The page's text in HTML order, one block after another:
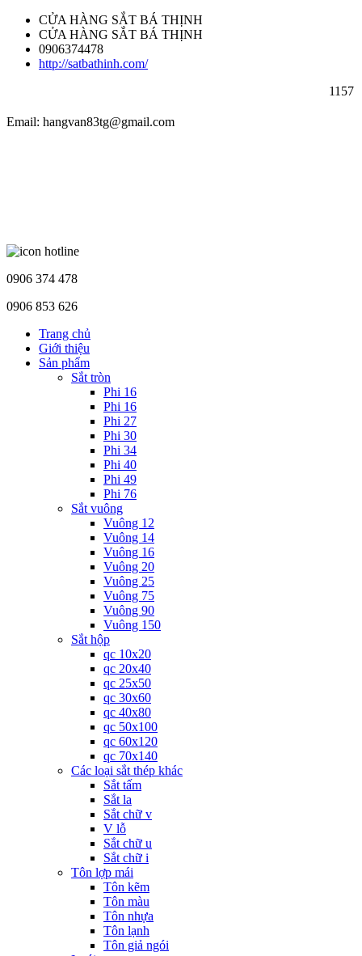
CỬA HÀNG SẮT BÁ THỊNH
CỬA HÀNG SẮT BÁ THỊNH
0906374478
http://satbathinh.com/
1157
Email: hangvan83tg@gmail.com
0906 374 478
0906 853 626
Trang chủ
Giới thiệu
Sản phẩm
Sắt tròn
Phi 16
Phi 16
Phi 27
Phi 30
Phi 34
Phi 40
Phi 49
Phi 76
Sắt vuông
Vuông 12
Vuông 14
Vuông 16
Vuông 20
Vuông 25
Vuông 75
Vuông 90
Vuông 150
Sắt hộp
qc 10x20
qc 20x40
qc 25x50
qc 30x60
qc 40x80
qc 50x100
qc 60x120
qc 70x140
Các loại sắt thép khác
Sắt tấm
Sắt la
Sắt chữ v
V lỗ
Sắt chữ u
Sắt chữ i
Tôn lợp mái
Tôn kẽm
Tôn màu
Tôn nhựa
Tôn lạnh
Tôn giả ngói